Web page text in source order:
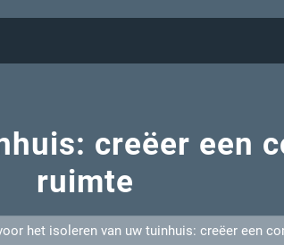
creëer een
ruimte
het isoleren van uw tuinhuis: creëer een